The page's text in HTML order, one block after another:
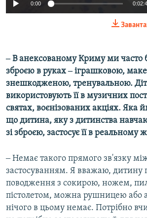
0:00
‒ В анексованому Криму ми часто
зброєю в руках ‒ іграшковою,
знешкодженою, тренувальною.
використовують її в музичних
святах, воєнізованих акціях. Яка
що дитина, яку з дитинства
зі зброєю, застосує її в реальному
‒ Немає такого прямого зв'язку
застосуванням. Я вважаю, дитину
поводження з сокирою, ножем,
пістолетом, можна рушницею або
нічого в цьому немає. Потрібно